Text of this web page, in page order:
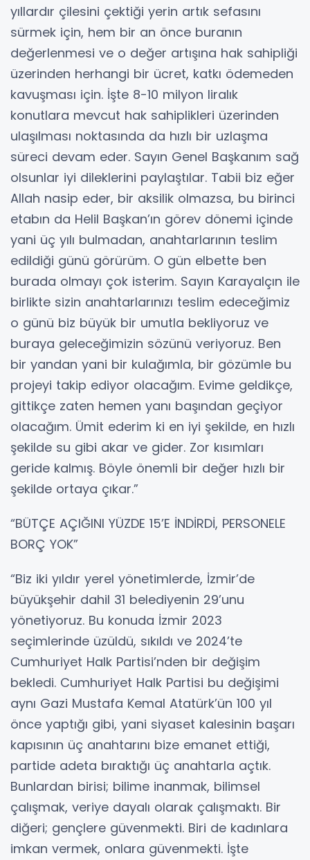
yıllardır çilesini çektiği yerin artık sefasını
sürmek için, hem bir an önce buranın
değerlenmesi ve o değer artışına hak sahipliği
üzerinden herhangi bir ücret, katkı ödemeden
kavuşması için. İşte 8-10 milyon liralık
konutlara mevcut hak sahiplikleri üzerinden
ulaşılması noktasında da hızlı bir uzlaşma
süreci devam eder. Sayın Genel Başkanım sağ
olsunlar iyi dileklerini paylaştılar. Tabii biz eğer
Allah nasip eder, bir aksilik olmazsa, bu birinci
etabın da Helil Başkan’ın görev dönemi içinde
yani üç yılı bulmadan, anahtarlarının teslim
edildiği günü görürüm. O gün elbette ben
burada olmayı çok isterim. Sayın Karayalçın ile
birlikte sizin anahtarlarınızı teslim edeceğimiz
o günü biz büyük bir umutla bekliyoruz ve
buraya geleceğimizin sözünü veriyoruz. Ben
bir yandan yani bir kulağımla, bir gözümle bu
projeyi takip ediyor olacağım. Evime geldikçe,
gittikçe zaten hemen yanı başından geçiyor
olacağım. Ümit ederim ki en iyi şekilde, en hızlı
şekilde su gibi akar ve gider. Zor kısımları
geride kalmış. Böyle önemli bir değer hızlı bir
şekilde ortaya çıkar.”
“BÜTÇE AÇIĞINI YÜZDE 15’E İNDİRDİ, PERSONELE
BORÇ YOK”
“Biz iki yıldır yerel yönetimlerde, İzmir’de
büyükşehir dahil 31 belediyenin 29’unu
yönetiyoruz. Bu konuda İzmir 2023
seçimlerinde üzüldü, sıkıldı ve 2024’te
Cumhuriyet Halk Partisi’nden bir değişim
bekledi. Cumhuriyet Halk Partisi bu değişimi
aynı Gazi Mustafa Kemal Atatürk’ün 100 yıl
önce yaptığı gibi, yani siyaset kalesinin başarı
kapısının üç anahtarını bize emanet ettiği,
partide adeta bıraktığı üç anahtarla açtık.
Bunlardan birisi; bilime inanmak, bilimsel
çalışmak, veriye dayalı olarak çalışmaktı. Bir
diğeri; gençlere güvenmekti. Biri de kadınlara
imkan vermek, onlara güvenmekti. İşte